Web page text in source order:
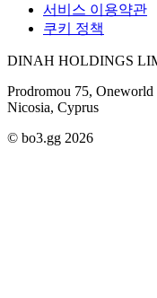
서비스 이용약관
쿠키 정책
DINAH HOLDINGS
Prodromou 75,
Nicosia, Cyprus
© bo3.gg 2026